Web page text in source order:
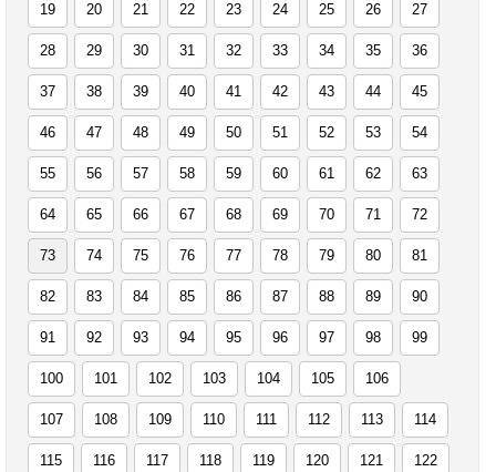
19 20 21 22 23 24 25 26 27
28 29 30 31 32 33 34 35 36
37 38 39 40 41 42 43 44 45
46 47 48 49 50 51 52 53 54
55 56 57 58 59 60 61 62 63
64 65 66 67 68 69 70 71 72
73 74 75 76 77 78 79 80 81
82 83 84 85 86 87 88 89 90
91 92 93 94 95 96 97 98 99
100 101 102 103 104 105 106
107 108 109 110 111 112 113 114
115 116 117 118 119 120 121 122